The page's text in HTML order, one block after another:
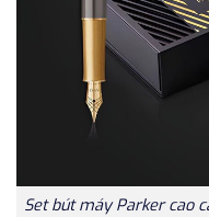
Set bút máy Parker cao